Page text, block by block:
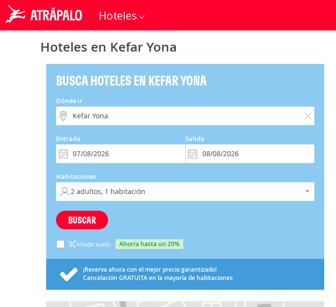
Hoteles
Hoteles en Kefar Yona
BUSCA HOTELES EN KEFAR YONA
Dónde ir
Entrada Salida
Habitaciones
BUSCAR
Añadir vuelo ahorra hasta un 20%
¡Reserva ahora con el mejor precio garantizado!
Cancelación GRATUITAen la mayoría de habitaciones